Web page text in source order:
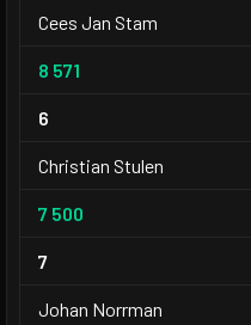
Cees Jan Stam
8 571
6
Christian Stulen
7 500
7
Johan Norrman